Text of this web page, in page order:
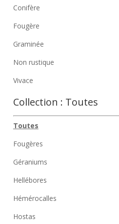
Conifère
Fougère
Graminée
Non rustique
Vivace
Collection : Toutes
Toutes
Fougères
Géraniums
Hellébores
Hémérocalles
Hostas